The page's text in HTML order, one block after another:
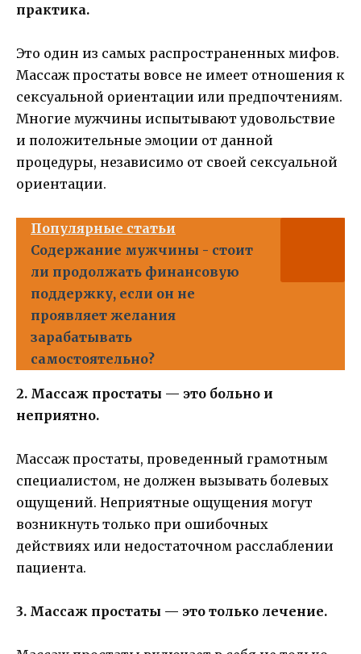
практика.
Это один из самых распространенных мифов.
Массаж простаты вовсе не имеет отношения к
сексуальной ориентации или предпочтениям.
Многие мужчины испытывают удовольствие
и положительные эмоции от данной
процедуры, независимо от своей сексуальной
ориентации.
Популярные статьи
Содержание мужчины - стоит
ли продолжать финансовую
поддержку, если он не
проявляет желания
зарабатывать
самостоятельно?
2. Массаж простаты — это больно и
неприятно.
Массаж простаты, проведенный грамотным
специалистом, не должен вызывать болевых
ощущений. Неприятные ощущения могут
возникнуть только при ошибочных
действиях или недостаточном расслаблении
пациента.
3. Массаж простаты — это только лечение.